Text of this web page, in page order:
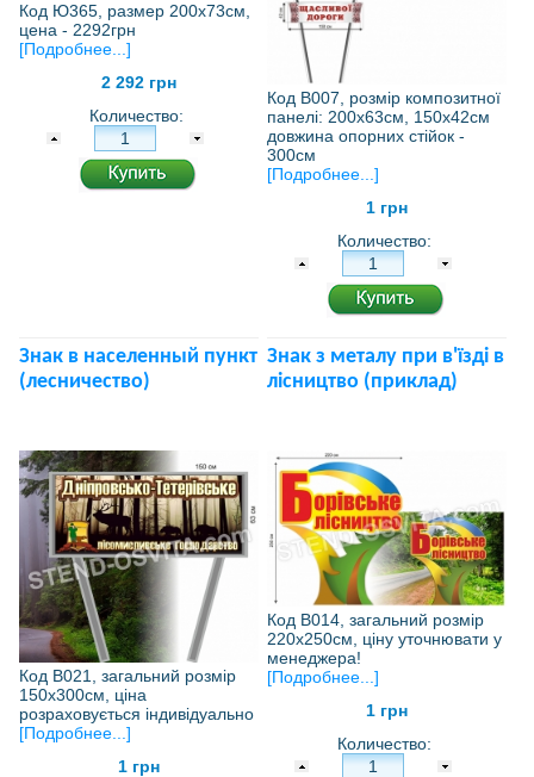
Код Ю365, размер 200х73см,
цена - 2292грн
[Подробнее...]
2 292 грн
Количество:
Код В007, розмір композитної
панелі: 200х63см, 150х42см
довжина опорних стійок -
300см
[Подробнее...]
1 грн
Количество:
Знак в населенный пункт
(лесничество)
Код В021, загальний розмір
150х300см, ціна
розраховується індивідуально
[Подробнее...]
1 грн
Знак з металу при в'їзді в
лісництво (приклад)
Код В014, загальний розмір
220х250см, ціну уточнювати у
менеджера!
[Подробнее...]
1 грн
Количество: